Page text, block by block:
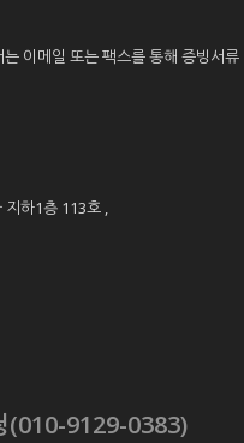
이메일 또는 팩스를 통해 증빙서류
지하1층 113호 ,
(010-9129-0383)